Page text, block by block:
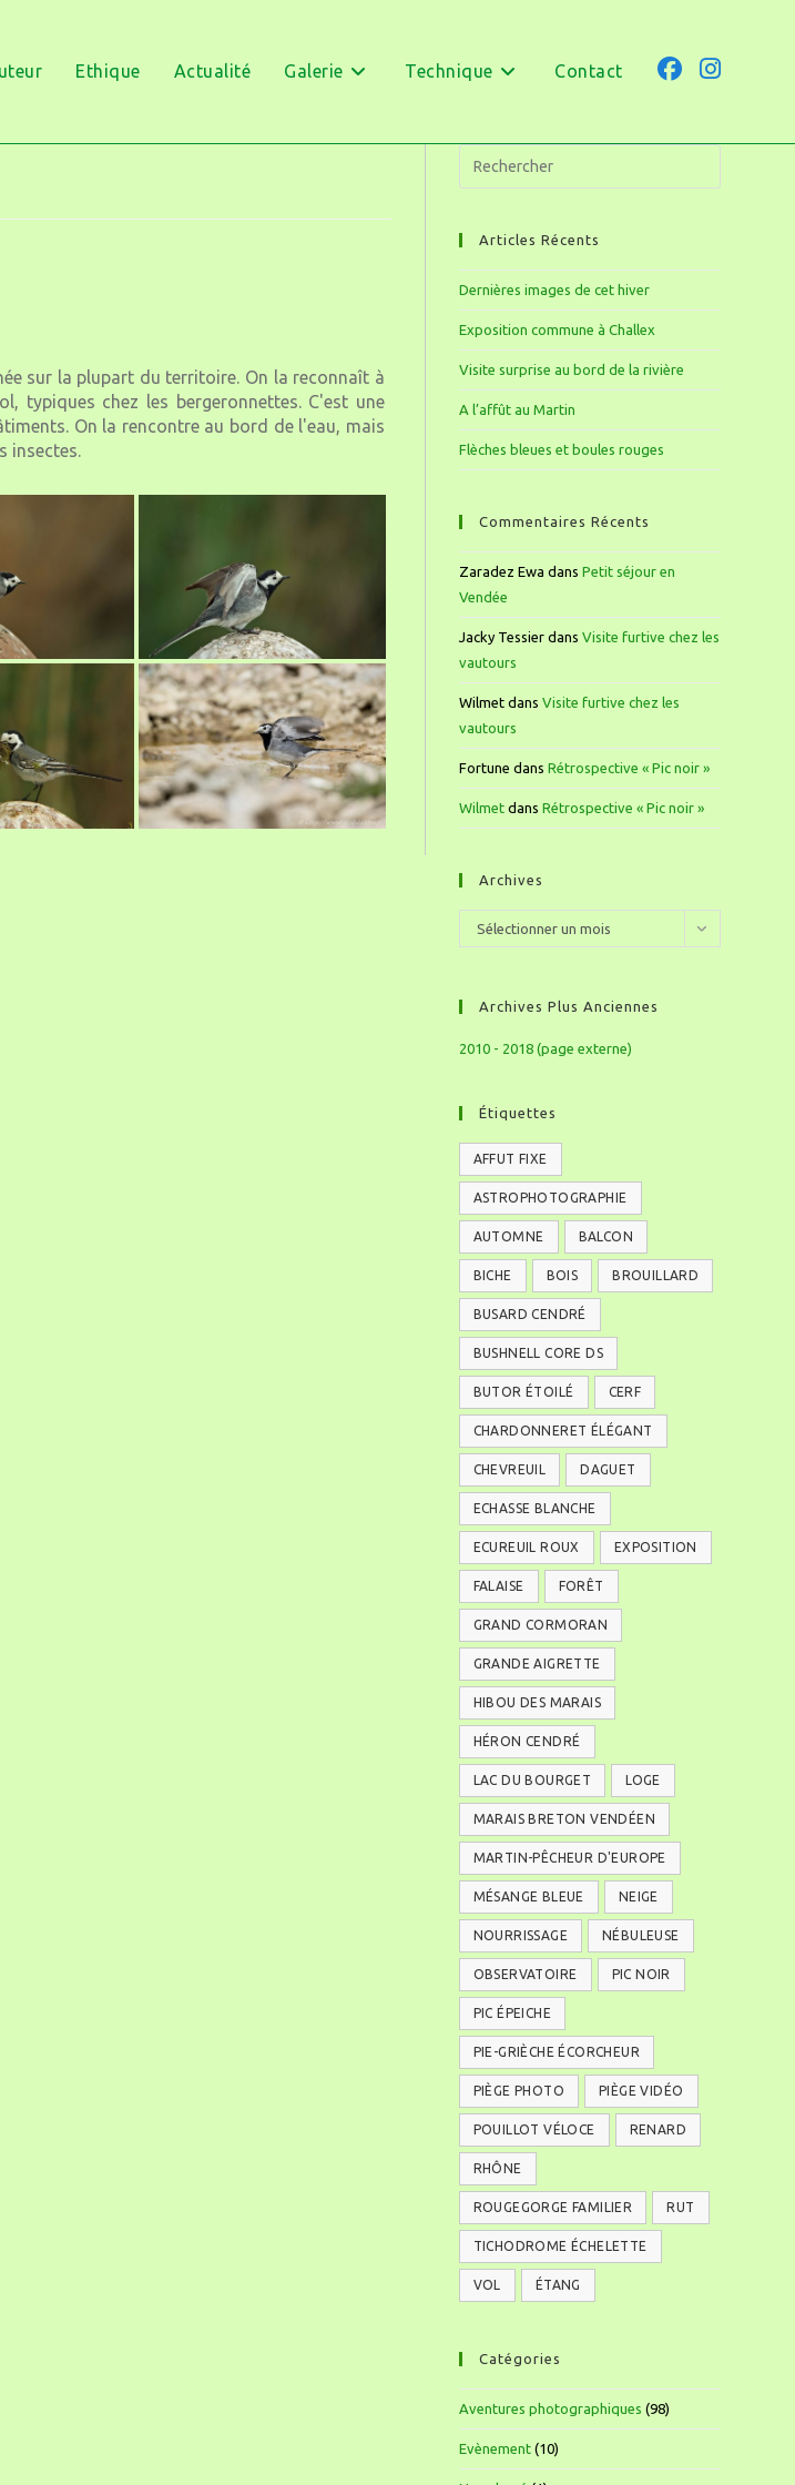
Ethique Actualité Galerie Technique Contact
sur la plupart du territoire. On la reconnaît à
typiques chez les bergeronnettes. C'est une
On la rencontre au bord de l'eau, mais
insectes.
Articles Récents
Dernières images de cet hiver
Exposition commune à Challex
Visite surprise au bord de la rivière
A l’affût au Martin
Flèches bleues et boules rouges
Commentaires Récents
Zaradez Ewa dans Petit séjour en
Vendée
Jacky Tessierdans Visite furtive chez les
vautours
Wilmetdans Visite furtive chez les
vautours
Fortune dans Rétrospective « Pic noir »
Wilmetdans Rétrospective « Pic noir »
Archives
Sélectionner un mois
Archives Plus Anciennes
2010 - 2018 (page externe)
Étiquettes
AFFUT FIXE
ASTROPHOTOGRAPHIE
AUTOMNE BALCON
BICHE BOIS BROUILLARD
BUSARD CENDRÉ
BUSHNELL CORE DS
BUTOR ÉTOILÉ CERF
CHARDONNERET ÉLÉGANT
CHEVREUIL DAGUET
ECHASSE BLANCHE
ECUREUIL ROUX EXPOSITION
FALAISE FORÊT
GRAND CORMORAN
GRANDE AIGRETTE
HIBOU DES MARAIS
HÉRON CENDRÉ
LAC DU BOURGET LOGE
MARAIS BRETON VENDÉEN
MARTIN-PÊCHEUR D'EUROPE
MÉSANGE BLEUE NEIGE
NOURRISSAGE NÉBULEUSE
OBSERVATOIRE PIC NOIR
PIC ÉPEICHE
PIE-GRIÈCHE ÉCORCHEUR
PIÈGE PHOTO PIÈGE VIDÉO
POUILLOT VÉLOCE RENARD
RHÔNE
ROUGEGORGE FAMILIER RUT
TICHODROME ÉCHELETTE
VOL ÉTANG
Catégories
Aventures photographiques (98)
Evènement (10)